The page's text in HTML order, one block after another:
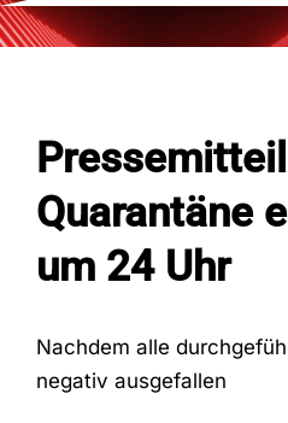
Damen
Fans
Kontakt
Quarantäne
um 24 Uhr
Nachdem alle
negativ ausgefallen